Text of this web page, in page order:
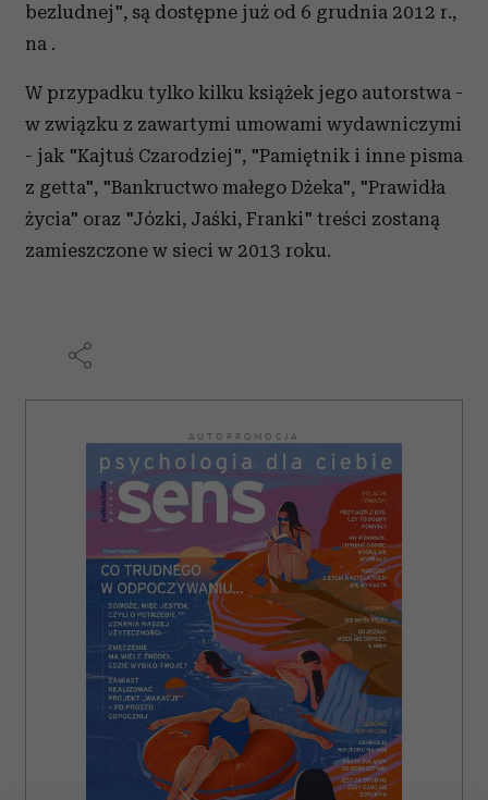
bezludnej", są dostępne już od 6 grudnia 2012 r.,
na .
W przypadku tylko kilku książek jego autorstwa -
w związku z zawartymi umowami wydawniczymi
- jak "Kajtuś Czarodziej", "Pamiętnik i inne pisma
z getta", "Bankructwo małego Dżeka", "Prawidła
życia" oraz "Józki, Jaśki, Franki" treści zostaną
zamieszczone w sieci w 2013 roku.
AUTOPROMOCJA